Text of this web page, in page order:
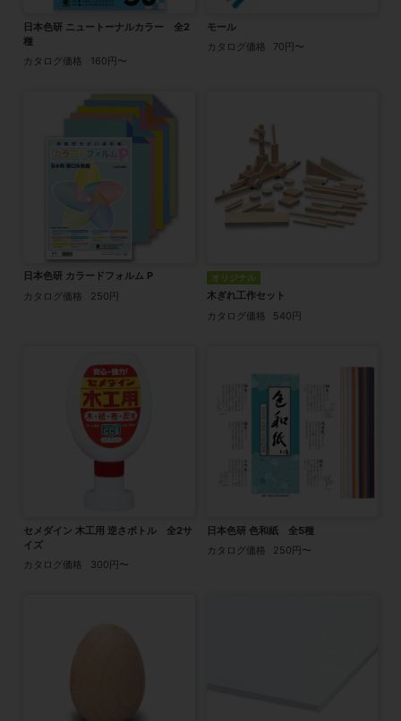
日本色研 ニュートーナルカラー 全2
種
カタログ価格
160円〜
モール
カタログ価格
70円〜
日本色研 カラードフォルム P
カタログ価格
250円
オリジナル
木ぎれ工作セット
カタログ価格
540円
セメダイン 木工用 逆さボトル 全2サ
イズ
カタログ価格
300円〜
日本色研 色和紙 全5種
カタログ価格
250円〜